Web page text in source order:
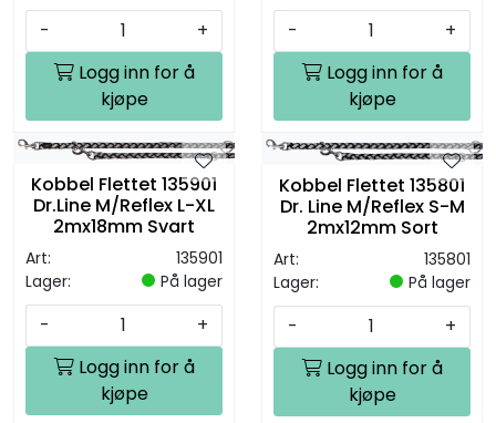
-
+
Logg inn for å
kjøpe
-
+
Logg inn for å
kjøpe
Kobbel Flettet 135901
Dr.Line M/Reflex L-XL
2mx18mm Svart
Art:
135901
Lager:
På lager
-
+
Logg inn for å
kjøpe
Kobbel Flettet 135801
Dr. Line M/Reflex S-M
2mx12mm Sort
Art:
135801
Lager:
På lager
-
+
Logg inn for å
kjøpe